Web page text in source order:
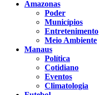
Amazonas
Poder
Municípios
Entretenimento
Meio Ambiente
Manaus
Política
Cotidiano
Eventos
Climatologia